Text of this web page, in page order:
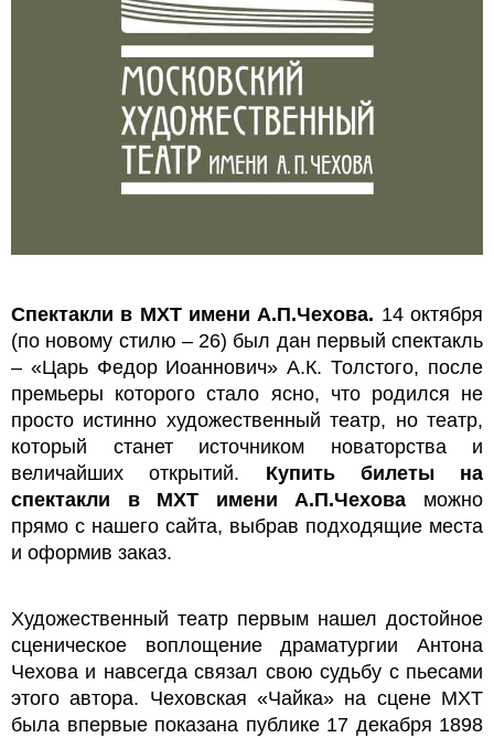
Спектакли в МХТ имени А.П.Чехова. 14 октября
(по новому стилю – 26) был дан первый спектакль
– «Царь Федор Иоаннович» А.К. Толстого, после
премьеры которого стало ясно, что родился не
просто истинно художественный театр, но театр,
который станет источником новаторства и
величайших открытий. Купить билеты на
спектакли в МХТ имени А.П.Чехова можно
прямо с нашего сайта, выбрав подходящие места
и оформив заказ.
Художественный театр первым нашел достойное
сценическое воплощение драматургии Антона
Чехова и навсегда связал свою судьбу с пьесами
этого автора. Чеховская «Чайка» на сцене МХТ
была впервые показана публике 17 декабря 1898